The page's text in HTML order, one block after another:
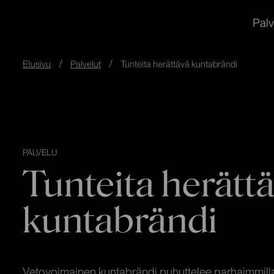
Etusivu Palvelut Tunteita herättävä kuntabrändi
PALVELU
Tunteita
kuntabrändi